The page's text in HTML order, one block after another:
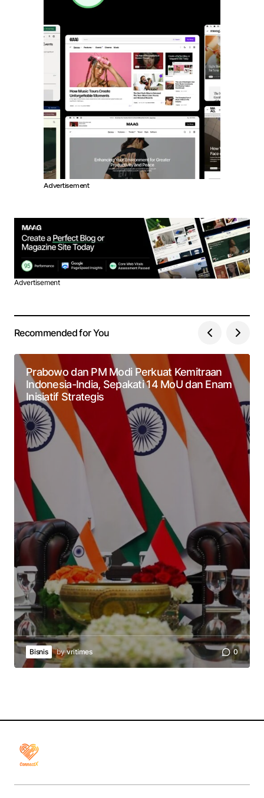
Advertisement
Advertisement
Recommended for You
Prabowo dan PM Modi Perkuat Kemitraan
Indonesia-India, Sepakati 14 MoU dan Enam
Inisiatif Strategis
Bisnis byvritimes 0